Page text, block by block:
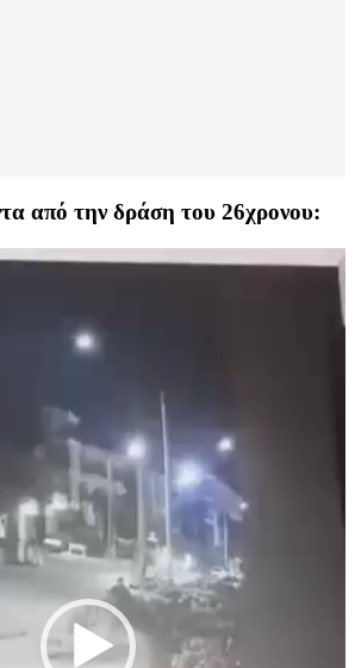
από την δράση του 26χρονου: